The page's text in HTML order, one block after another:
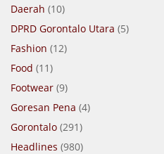
Daerah (10)
DPRD Gorontalo Utara (5)
Fashion (12)
Food (11)
Footwear (9)
Goresan Pena (4)
Gorontalo (291)
Headlines (980)